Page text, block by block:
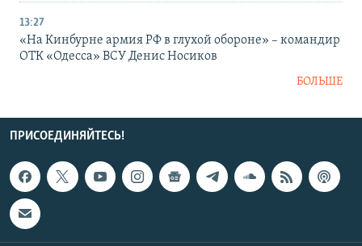
13:27
«На Кинбурне армия РФ в глухой обороне» – командир
ОТК «Одесса» ВСУ Денис Носиков
БОЛЬШЕ
ПРИСОЕДИНЯЙТЕСЬ!